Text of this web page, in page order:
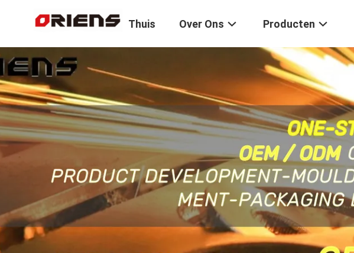
Thuis Over Ons Producten